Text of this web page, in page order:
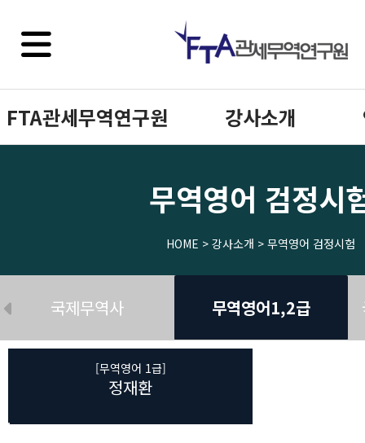
FTA관세무역연구원 강사소개
무역영어 검정시
HOME > 강사소개 > 무역영어 검정시험
국제무역사 무역영어1,2급
[무역영어 1급]
정재환